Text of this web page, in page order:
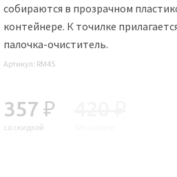
собираются в прозрачном
контейнере. К точилке
палочка-очиститель.
Артикул: RM45
357 ₽
со скидкой